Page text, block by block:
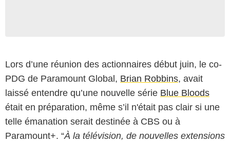
Lors d’une réunion des actionnaires début juin, le co-
PDG de Paramount Global, Brian Robbins, avait
laissé entendre qu’une nouvelle série Blue Bloods
était en préparation, même s’il n'était pas clair si une
telle émanation serait destinée à CBS ou à
Paramount+. “À la télévision, de nouvelles extensions